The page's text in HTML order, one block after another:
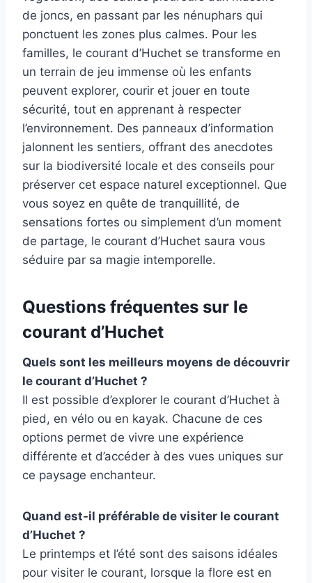
de joncs, en passant par les nénuphars qui
ponctuent les zones plus calmes. Pour les
familles, le courant d’Huchet se transforme en
un terrain de jeu immense où les enfants
peuvent explorer, courir et jouer en toute
sécurité, tout en apprenant à respecter
l’environnement. Des panneaux d’information
jalonnent les sentiers, offrant des anecdotes
sur la biodiversité locale et des conseils pour
préserver cet espace naturel exceptionnel. Que
vous soyez en quête de tranquillité, de
sensations fortes ou simplement d’un moment
de partage, le courant d’Huchet saura vous
séduire par sa magie intemporelle.
Questions fréquentes sur le
courant d’Huchet
Quels sont les meilleurs moyens de découvrir
le courant d’Huchet ?
Il est possible d’explorer le courant d’Huchet à
pied, en vélo ou en kayak. Chacune de ces
options permet de vivre une expérience
différente et d’accéder à des vues uniques sur
ce paysage enchanteur.
Quand est-il préférable de visiter le courant
d’Huchet ?
Le printemps et l’été sont des saisons idéales
pour visiter le courant, lorsque la flore est en